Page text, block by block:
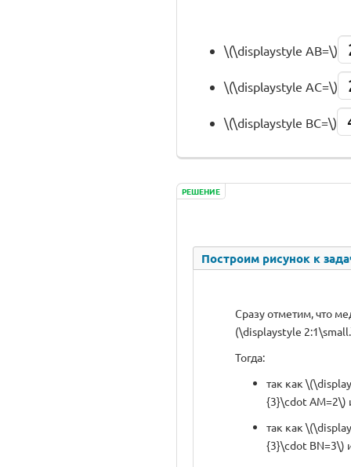
\(\displaystyle AB=\)
\(\displaystyle AC=\)
\(\displaystyle BC=\)
РЕШЕНИЕ
Построим рисунок к
Сразу отметим, что
(\displaystyle
Тогда:
так как
{3}\cdot AM=2\)
так как
{3}\cdot BN=3\)